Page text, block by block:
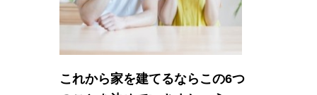
これから家を建てるならこの6つ